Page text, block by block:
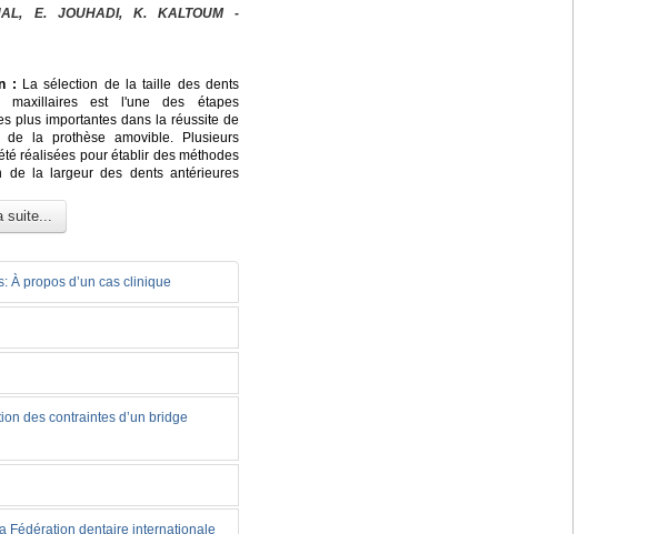
E. JOUHADI, K. KALTOUM -
: La sélection de la taille des dents
maxillaires est l'une des étapes
plus importantes dans la réussite de
de la prothèse amovible. Plusieurs
réalisées pour établir des méthodes
de la largeur des dents antérieures
suite...
À propos d’un cas clinique
des contraintes d’un bridge
Fédération dentaire internationale